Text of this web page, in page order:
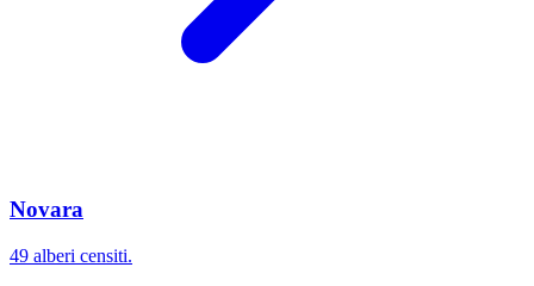
Novara
49 alberi censiti.